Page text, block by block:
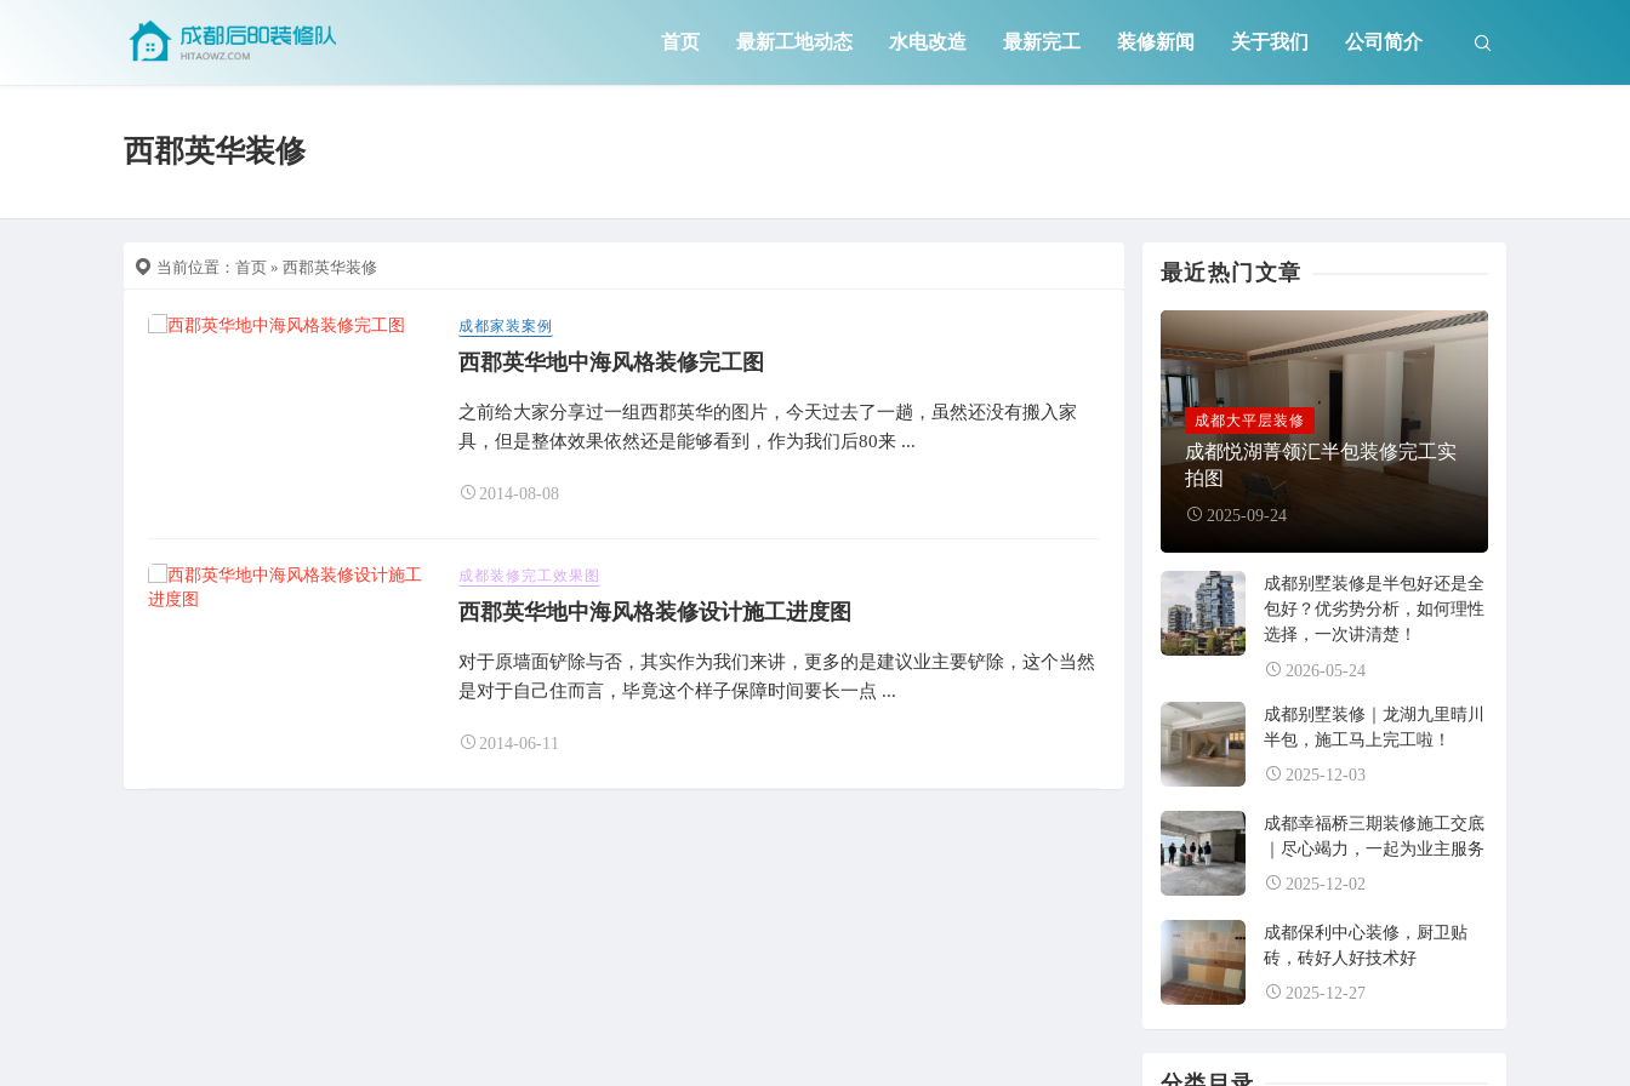
首页 最新工地动态 水电改造 最新完工 装修新闻 关于我们 公司简介
西郡英华装修
当前位置： 首页 » 西郡英华装修
成都家装案例
西郡英华地中海风格装修完工图
之前给大家分享过一组西郡英华的图片，今天过去了一趟，虽然还没有搬入家
具，但是整体效果依然还是能够看到，作为我们后80来 ...
2014-08-08
成都装修完工效果图
西郡英华地中海风格装修设计施工进度图
对于原墙面铲除与否，其实作为我们来讲，更多的是建议业主要铲除，这个当然
是对于自己住而言，毕竟这个样子保障时间要长一点 ...
2014-06-11
最近热门文章
成都大平层装修
成都悦湖菁领汇半包装修完工实
拍图
2025-09-24
成都别墅装修是半包好还是全
包好？优劣势分析，如何理性
选择，一次讲清楚！
2026-05-24
成都别墅装修｜龙湖九里晴川
半包，施工马上完工啦！
2025-12-03
成都幸福桥三期装修施工交底
｜尽心竭力，一起为业主服务
2025-12-02
成都保利中心装修，厨卫贴
砖，砖好人好技术好
2025-12-27